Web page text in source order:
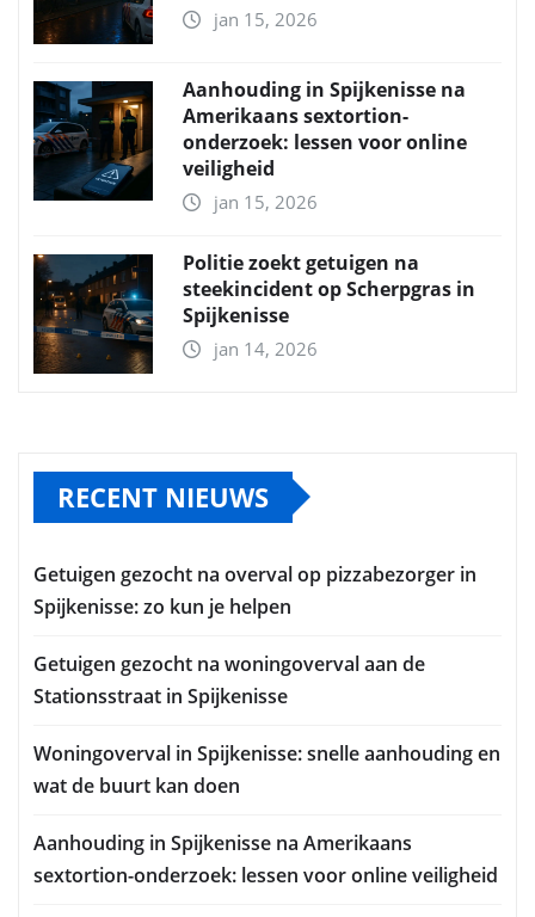
jan 15, 2026
Aanhouding in Spijkenisse na
Amerikaans sextortion-
onderzoek: lessen voor online
veiligheid
jan 15, 2026
Politie zoekt getuigen na
steekincident op Scherpgras in
Spijkenisse
jan 14, 2026
RECENT NIEUWS
Getuigen gezocht na overval op pizzabezorger in
Spijkenisse: zo kun je helpen
Getuigen gezocht na woningoverval aan de
Stationsstraat in Spijkenisse
Woningoverval in Spijkenisse: snelle aanhouding en
wat de buurt kan doen
Aanhouding in Spijkenisse na Amerikaans
sextortion-onderzoek: lessen voor online veiligheid